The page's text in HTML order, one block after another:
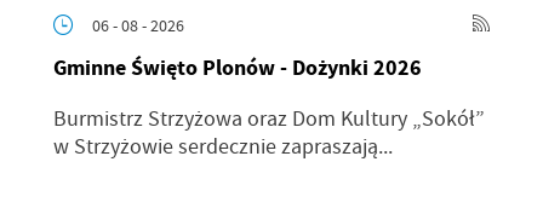
06 - 08 - 2026
Gminne Święto Plonów - Dożynki 2026
Burmistrz Strzyżowa oraz Dom Kultury „Sokół”
w Strzyżowie serdecznie zapraszają...